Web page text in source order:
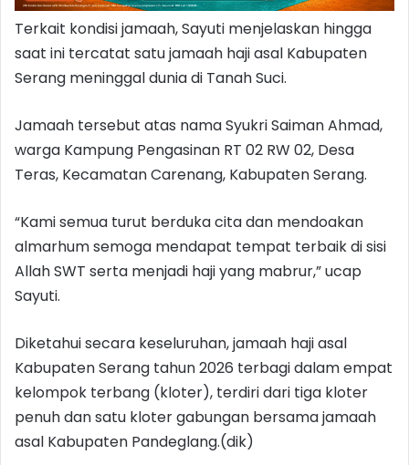
Terkait kondisi jamaah, Sayuti menjelaskan hingga
saat ini tercatat satu jamaah haji asal Kabupaten
Serang meninggal dunia di Tanah Suci.
Jamaah tersebut atas nama Syukri Saiman Ahmad,
warga Kampung Pengasinan RT 02 RW 02, Desa
Teras, Kecamatan Carenang, Kabupaten Serang.
“Kami semua turut berduka cita dan mendoakan
almarhum semoga mendapat tempat terbaik di sisi
Allah SWT serta menjadi haji yang mabrur,” ucap
Sayuti.
Diketahui secara keseluruhan, jamaah haji asal
Kabupaten Serang tahun 2026 terbagi dalam empat
kelompok terbang (kloter), terdiri dari tiga kloter
penuh dan satu kloter gabungan bersama jamaah
asal Kabupaten Pandeglang.(dik)